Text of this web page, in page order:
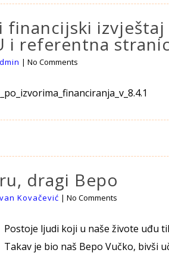
financijski izvještaj
i referentna
|No Comments
dragi Bepo
Kovačević |No Comments
Postoje ljudi koji u naše živote uđu
Takav je bio naš Bepo Vučko, bivši